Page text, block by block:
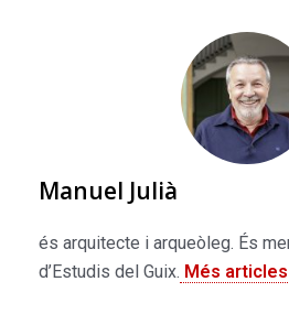
Manuel Julià
és arquitecte i arqueòleg. És
d’Estudis del Guix. Més articles